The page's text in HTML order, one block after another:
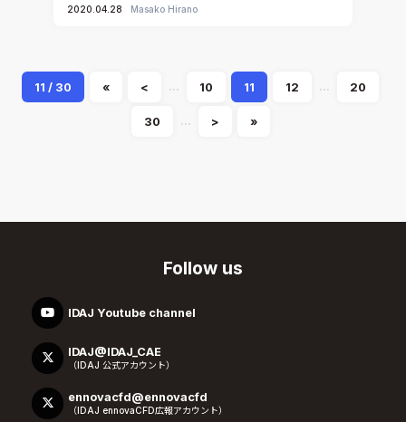
2020.04.28 Masako Hirano
11 / 30 « < ... 10 11 12 ... 20
30 ... > »
Follow us
IDAJ Youtube channel
IDAJ@IDAJ_CAE
（IDAJ 公式アカウント）
ennovacfd@ennovacfd
（IDAJ ennovaCFD広報アカウント）